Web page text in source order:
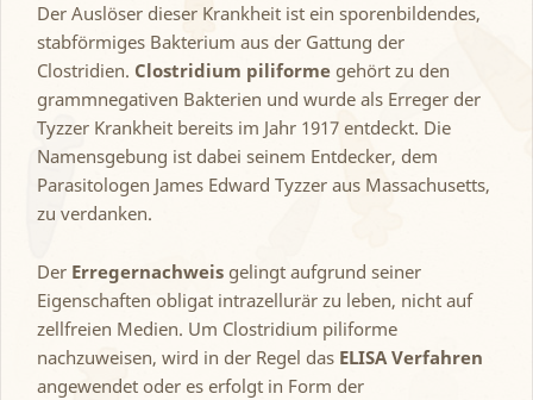
Der Auslöser dieser Krankheit ist ein sporenbildendes,
stabförmiges Bakterium aus der Gattung der
Clostridien. Clostridium piliforme gehört zu den
grammnegativen Bakterien und wurde als Erreger der
Tyzzer Krankheit bereits im Jahr 1917 entdeckt. Die
Namensgebung ist dabei seinem Entdecker, dem
Parasitologen James Edward Tyzzer aus Massachusetts,
zu verdanken.
Der Erregernachweis gelingt aufgrund seiner
Eigenschaften obligat intrazellurär zu leben, nicht auf
zellfreien Medien. Um Clostridium piliforme
nachzuweisen, wird in der Regel das ELISA Verfahren
angewendet oder es erfolgt in Form der